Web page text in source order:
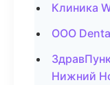
Клиника
ООО
Нижний